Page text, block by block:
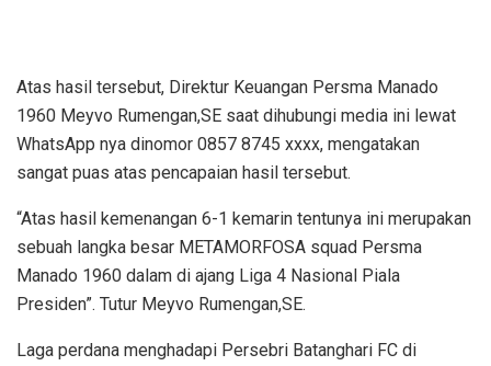
Atas hasil tersebut, Direktur Keuangan Persma Manado
1960 Meyvo Rumengan,SE saat dihubungi media ini lewat
WhatsApp nya dinomor 0857 8745 xxxx, mengatakan
sangat puas atas pencapaian hasil tersebut.
“Atas hasil kemenangan 6-1 kemarin tentunya ini merupakan
sebuah langka besar METAMORFOSA squad Persma
Manado 1960 dalam di ajang Liga 4 Nasional Piala
Presiden”. Tutur Meyvo Rumengan,SE.
Laga perdana menghadapi Persebri Batanghari FC di